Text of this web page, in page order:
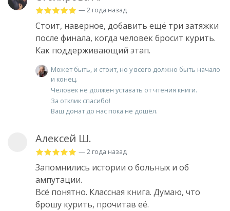
— 2 года назад
Стоит, наверное, добавить ещё три затяжки
после финала, когда человек бросит курить.
Как поддерживающий этап.
Может быть, и стоит, но у всего должно быть начало
и конец.
Человек не должен уставать от чтения книги.
За отклик спасибо!
Ваш донат до нас пока не дошёл.
Алексей Ш.
— 2 года назад
Запомнились истории о больных и об
ампутации.
Всё понятно. Классная книга. Думаю, что
брошу курить, прочитав её.